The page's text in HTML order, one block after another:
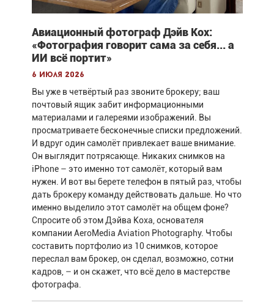
Авиационный фотограф Дэйв Кох:
«Фотография говорит сама за себя... а
ИИ всё портит»
6 июля 2026
Вы уже в четвёртый раз звоните брокеру; ваш
почтовый ящик забит информационными
материалами и галереями изображений. Вы
просматриваете бесконечные списки предложений.
И вдруг один самолёт привлекает ваше внимание.
Он выглядит потрясающе. Никаких снимков на
iPhone – это именно тот самолёт, который вам
нужен. И вот вы берете телефон в пятый раз, чтобы
дать брокеру команду действовать дальше. Но что
именно выделило этот самолёт на общем фоне?
Спросите об этом Дэйва Коха, основателя
компании AeroMedia Aviation Photography. Чтобы
составить портфолио из 10 снимков, которое
переслал вам брокер, он сделал, возможно, сотни
кадров, – и он скажет, что всё дело в мастерстве
фотографа.